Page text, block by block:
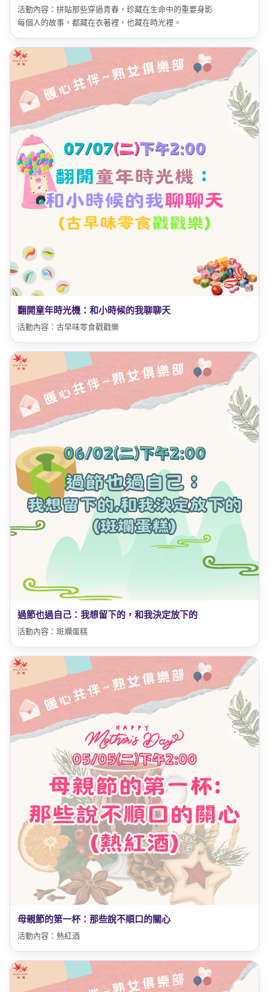
活動內容：拼貼那些穿過青春，珍藏在生命中的重要身影
每個人的故事，都藏在衣著裡，也藏在時光裡。
翻開童年時光機：和小時候的我聊聊天
活動內容：古早味零食戳戳樂
過節也過自己：我想留下的，和我決定放下的
活動內容：斑斕蛋糕
母親節的第一杯：那些說不順口的關心
活動內容：熱紅酒